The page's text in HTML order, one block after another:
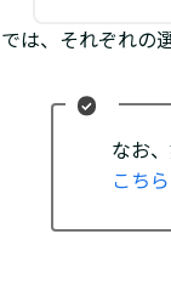
は、それぞれの
なお
こちら